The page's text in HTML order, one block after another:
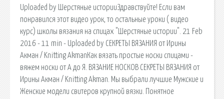
Uploaded by Шерстяные историиЗдравствуйте! Если вам
понравился этот видео урок, то остальные уроки ( видео
курс) школы вязания на спицах "Шерстяные истории". 21 Feb
2016 - 11 min - Uploaded by СЕКРЕТЫ ВЯЗАНИЯ от Ирины
Акман / Knitting AkmanКак вязать простые носки спицами -
вяжем носки от А до Я. ВЯЗАНИЕ НОСКОВ СЕКРЕТЫ ВЯЗАНИЯ от
Ирины Акман / Knitting Akman. Мы выбрали лучшие Мужские и
Женские модели свитеров крупной вязки. Понятное